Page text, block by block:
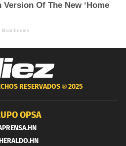
RESERVADOS ®2025
OPSA